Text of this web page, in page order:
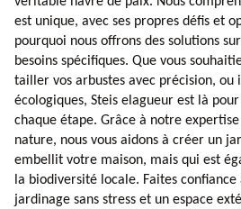
est unique, avec ses propres défis et
pourquoi nous offrons des solutions
besoins spécifiques. Que vous
tailler vos arbustes avec précision, ou
écologiques, Steis elagueur est là
chaque étape. Grâce à notre
nature, nous vous aidons à créer un
embellit votre maison, mais qui est
la biodiversité locale. Faites
jardinage sans stress et un espace